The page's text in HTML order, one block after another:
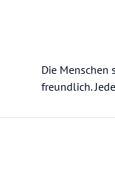
Die Menschen
freundlich.